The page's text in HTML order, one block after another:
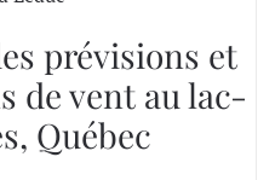
prévisions et
de vent au lac-
Québec